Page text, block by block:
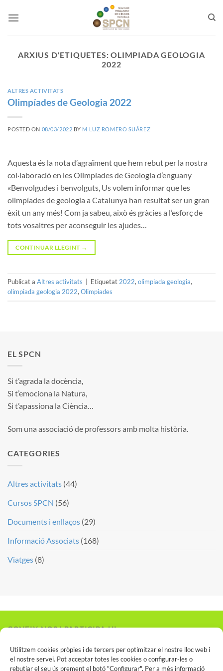
Utilitzem cookies pròpies i de tercers per optimitzar el nostre lloc web i
el nostre servei. Pot acceptar totes les cookies o configurar-les o
rebutjar el seu ús prement el botó "Configurar". Per a més informació
ARXIUS D'ETIQUETES:OLIMPIADA GEOLOGIA
2022
ALTRES ACTIVITATS
Olimpíades de Geologia 2022
POSTED ON 08/03/2022 BY M LUZ ROMERO SUÁREZ
Aquesta és la nota d’agraïment que hem rebut per la nostra
col·laboració en les Olimpíades de Geologia d’enguany
«Benvolgudes i benvolguts, Us volem informar que les
olimpíades de geologia a Catalunya han resultat ser un gran
èxit un any més! Com ja sabeu, això és gràcies a l’esforç de
tots vosaltres per aconseguir les ajudes…
CONTINUAR LLEGINT →
Publicat a Altres activitats Etiquetat 2022, olimpiada geologia,
olimpiada geologia 2022, Olimpiades
EL SPCN
Si t’agrada la docència,
Si t’emociona la Natura,
Si t’apassiona la Ciència…
Som una associació de professors amb molta història.
CATEGORIES
Altres activitats (44)
Cursos SPCN (56)
Documents i enllaços (29)
Informació Associats (168)
Viatges (8)
CONEIX-NOS I PARTICIPA-HI
Vols associar-te?